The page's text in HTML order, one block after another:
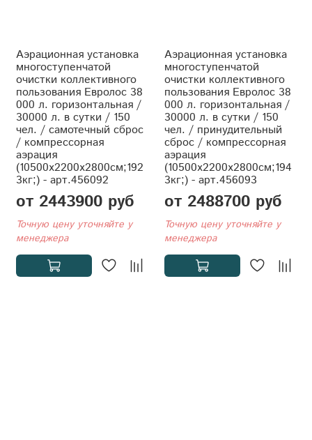
Аэрационная установка
многоступенчатой
очистки коллективного
пользования Евролос 38
000 л. горизонтальная /
30000 л. в сутки / 150
чел. / самотечный сброс
/ компрессорная
аэрация
(10500x2200x2800см;192
3кг;) - арт.456092
от 2443900 руб
Точную цену уточняйте у
менеджера
Аэрационная установка
многоступенчатой
очистки коллективного
пользования Евролос 38
000 л. горизонтальная /
30000 л. в сутки / 150
чел. / принудительный
сброс / компрессорная
аэрация
(10500x2200x2800см;194
3кг;) - арт.456093
от 2488700 руб
Точную цену уточняйте у
менеджера